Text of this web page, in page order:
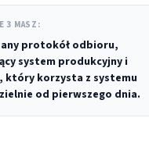
3 MASZ:
protokół odbioru,
system produkcyjny i
który korzysta z systemu
od pierwszego dnia.